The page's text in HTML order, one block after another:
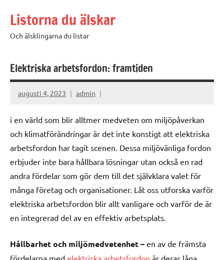
innehåll
Listorna du älskar
Och älsklingarna du listar
Elektriska arbetsfordon: framtiden
augusti 4, 2023 admin
i en värld som blir alltmer medveten om miljöpåverkan
och klimatförändringar är det inte konstigt att elektriska
arbetsfordon har tagit scenen. Dessa miljövänliga fordon
erbjuder inte bara hållbara lösningar utan också en rad
andra fördelar som gör dem till det självklara valet för
många företag och organisationer. Låt oss utforska varför
elektriska arbetsfordon blir allt vanligare och varför de är
en integrerad del av en effektiv arbetsplats.
Hållbarhet och miljömedvetenhet – en av de främsta